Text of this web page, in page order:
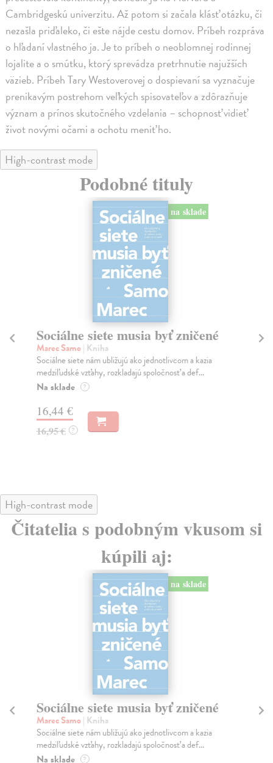
Cambridgeskú univerzitu. Až potom si začala klásť otázku, či
nezašla priďaleko, či ešte nájde cestu domov. Príbeh rozpráva
o hľadaní vlastného ja. Je to príbeh o neoblomnej rodinnej
lojalite a o smútku, ktorý sprevádza pretrhnutie najužších
väzieb. Príbeh Tary Westoverovej o dospievaní sa vyznačuje
prenikavým postrehom veľkých spisovateľov a zdôrazňuje
význam a prínos skutočného vzdelania – schopnosť vidieť
život novými očami a ochotu meniť ho.
High-contrast mode
Podobné tituly
na sklade
Sociálne siete musia byť zničené
Marec Samo| Kniha
Sociálne siete nám ubližujú ako jednotlivcom a kazia
medziľudské vzťahy, rozkladajú spoločnosť a def...
Na sklade ?
16,44 €
16,95 € ?
High-contrast mode
Čitatelia s podobným vkusom si
kúpili aj:
na sklade
Sociálne siete musia byť zničené
Marec Samo| Kniha
Sociálne siete nám ubližujú ako jednotlivcom a kazia
medziľudské vzťahy, rozkladajú spoločnosť a def...
Na sklade ?